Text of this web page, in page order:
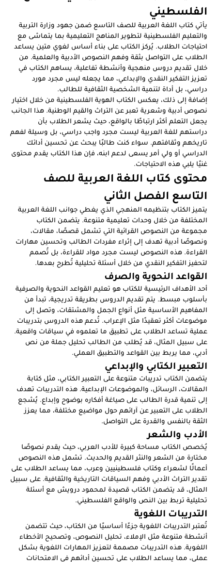
الفلسطيني
يأتي كتاب اللغة العربية للصف التاسع ضمن جهود وزارة التربية
والتعليم الفلسطينية لتطوير المناهج التعليمية بما يتماشى مع
احتياجات الطلاب. يُركز الكتاب على بناء أساس لغوي متين يساعد
الطلاب على التواصل بثقة وفهم النصوص الأدبية والعلمية. من
خلال تقديم دروس منهجية وأنشطة تفاعلية، يساهم الكتاب في
تعزيز التفكير النقدي والإبداعي، مما يجعله ليس مجرد مورد
دراسي، بل أداة لتنمية الشخصية الثقافية للطالب.
إضافة إلى ذلك، يعكس الكتاب الهوية الفلسطينية من خلال اختيار
نصوص أدبية وشعرية تعبر عن التراث والقيم الوطنية. هذا الجانب
يجعل التعلم أكثر ارتباطًا بالواقع، حيث يشعر الطلاب بأن
دراستهم للغة العربية ليست مجرد واجب دراسي، بل وسيلة لفهم
تاريخهم وثقافتهم. سواء كنت طالبًا يبحث عن تحسين أدائك
الدراسي أو ولي أمر يسعى لدعم ابنه، فإن هذا الكتاب يقدم محتوى
غنيًا يلبي هذه الاحتياجات.
محتوى كتاب اللغة العربية للصف
التاسع الفصل الثاني
يتميز الكتاب بتنظيمه المنهجي الذي يغطي جوانب اللغة العربية
المختلفة من خلال وحدات تعليمية متنوعة. يتضمن الكتاب
مجموعة من النصوص القرائية التي تشمل قصصًا، مقالات،
ونصوصًا أدبية تهدف إلى إثراء مفردات الطالب وتحسين مهارات
القراءة. هذه النصوص ليست مجرد مواد للقراءة، بل تُصمم
لتحفيز التفكير النقدي من خلال أسئلة تحليلية تُطرح بعدها.
القواعد النحوية والصرف
أحد الأهداف الرئيسية للكتاب هو تعليم القواعد النحوية والصرفية
بأسلوب مبسط. يتم تقديم الدروس بطريقة تدريجية، تبدأ من
المفاهيم الأساسية مثل أنواع الجمل والمشتقات، وتصل إلى
موضوعات أكثر تعقيدًا مثل الإعراب. تُدعم هذه الدروس بتدريبات
عملية تساعد الطلاب على تطبيق ما تعلموه في سياقات واقعية.
على سبيل المثال، قد يُطلب من الطالب تحليل جملة من نص
أدبي، مما يربط بين القواعد والتطبيق العملي.
التعبير الكتابي والإبداعي
يتضمن الكتاب تدريبات متنوعة على التعبير الكتابي، مثل كتابة
المقالات، الرسائل، والموضوعات الإبداعية. هذه التدريبات تهدف
إلى تنمية قدرة الطالب على صياغة أفكاره بوضوح وإبداع. يُشجع
الطلاب على التعبير عن آرائهم حول مواضيع مختلفة، مما يعزز
الثقة بالنفس والقدرة على التواصل.
الأدب والشعر
يُخصص الكتاب مساحة كبيرة للأدب العربي، حيث يقدم نصوصًا
مختارة من الشعر والنثر القديم والحديث. تشمل هذه النصوص
أعمالًا لشعراء وكتاب فلسطينيين وعرب، مما يساعد الطلاب على
تقدير التراث الأدبي وفهم السياقات التاريخية والثقافية. على سبيل
المثال، قد يتضمن الكتاب قصيدة لمحمود درويش مع أسئلة
تحليلية تربط بين النص والواقع الفلسطيني.
التدريبات اللغوية
تُعتبر التدريبات اللغوية جزءًا أساسيًا من الكتاب، حيث تتضمن
أنشطة متنوعة مثل الإملاء، تحليل النصوص، وتصحيح الأخطاء
اللغوية. هذه التدريبات مصممة لتعزيز المهارات اللغوية بشكل
عملي، مما يساعد الطلاب على تحسين أدائهم في الامتحانات